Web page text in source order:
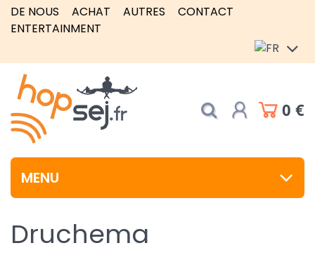
DE NOUS ACHAT AUTRES
CONTACT
ENTERTAINMENT
0 €
MENU
Druchema